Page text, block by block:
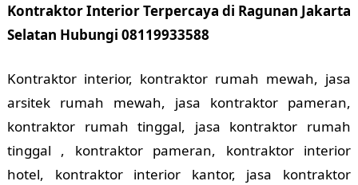
Kontraktor Interior Terpercaya di Ragunan Jakarta
Selatan Hubungi 08119933588
Kontraktor interior, kontraktor rumah mewah, jasa
arsitek rumah mewah, jasa kontraktor pameran,
kontraktor rumah tinggal, jasa kontraktor rumah
tinggal , kontraktor pameran, kontraktor interior
hotel, kontraktor interior kantor, jasa kontraktor